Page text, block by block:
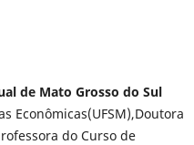
de Mato Grosso do Sul
Econômicas(UFSM),Doutora
do Curso de